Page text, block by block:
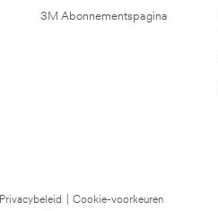
3M Abonnementspagina
Privacybeleid
Cookie-voorkeuren